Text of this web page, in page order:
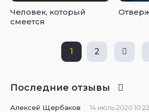
Человек, который
смеется
1 2
Последние отзывы
Алексей Щербаков 14 июль 2020 10:22